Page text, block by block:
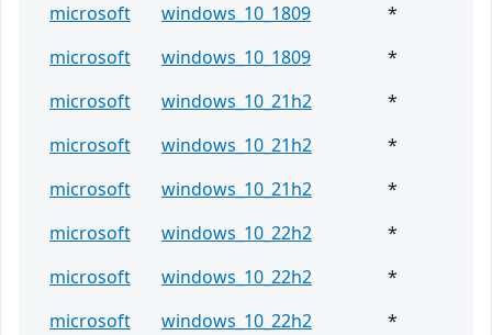
microsoft
windows_10_1809
*
microsoft
windows_10_1809
*
microsoft
windows_10_21h2
*
microsoft
windows_10_21h2
*
microsoft
windows_10_21h2
*
microsoft
windows_10_22h2
*
microsoft
windows_10_22h2
*
microsoft
windows_10_22h2
*